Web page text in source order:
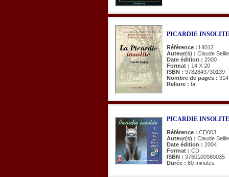
PICARDIE
Référence : HI012
Auteur(s) : Claude
Date édition : 2000
Format : 14 X 20
ISBN : 9782843730139
Nombre de pages : 314
Reliure : br.
PICARDIE
Référence : CD003
Auteur(s) : Claude
Date édition : 2004
Format : CD
ISBN : 3760100980035
Durée : 60 minutes